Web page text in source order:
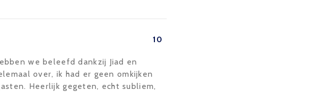
10
we beleefd dankzij Jiad en
over, ik had er geen omkijken
Heerlijk gegeten, echt subliem,